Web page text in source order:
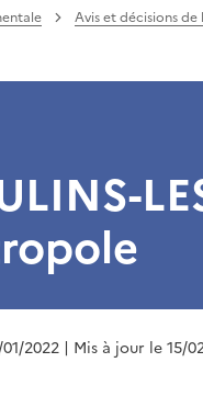
Avis et décisions de
2022 | Mis à jour le 15/